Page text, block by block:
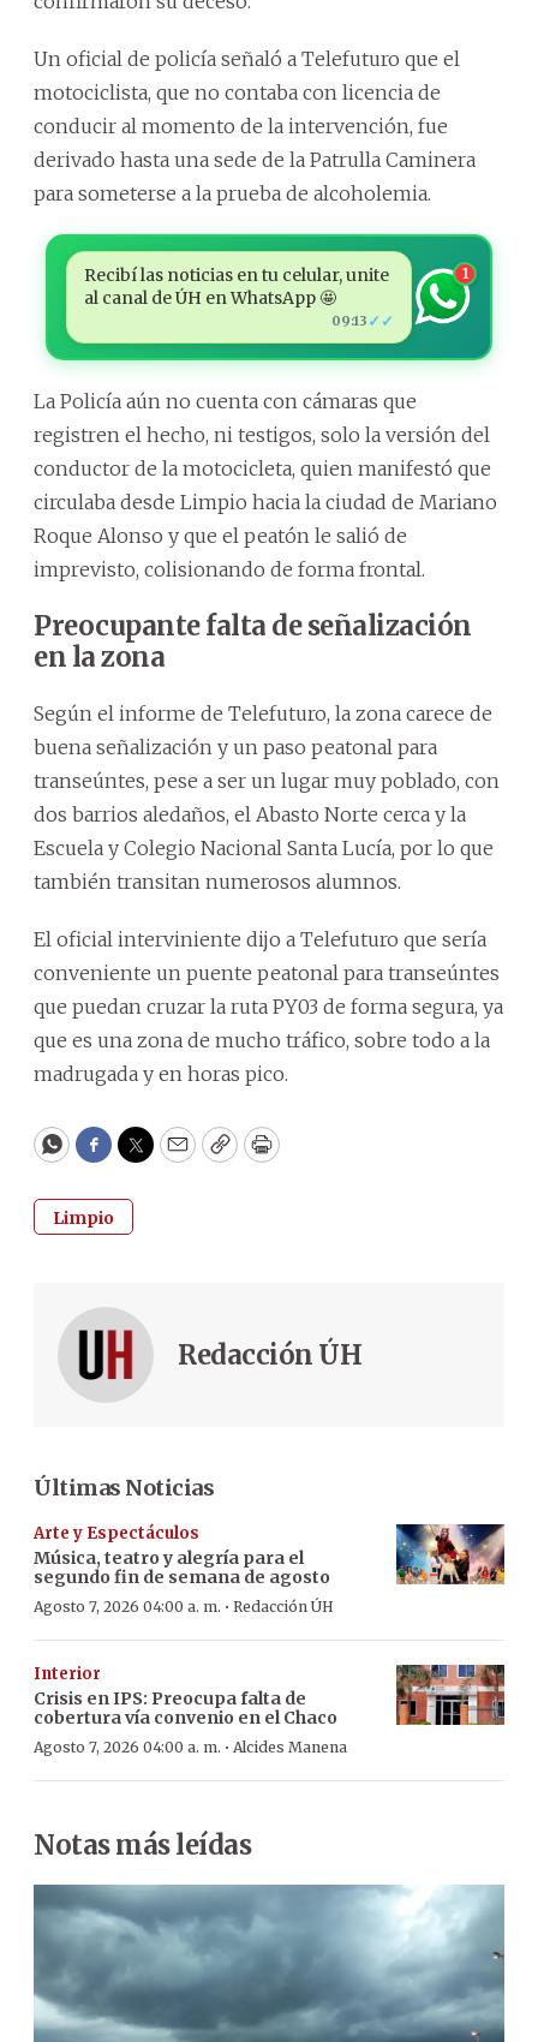
Un oficial de policía señaló a Telefuturo que el
motociclista, que no contaba con licencia de
conducir al momento de la intervención, fue
derivado hasta una sede de la Patrulla Caminera
para someterse a la prueba de alcoholemia.
Recibí las noticias en tu celular, unite
al canal de ÚH en WhatsApp 🤩
09:13 ✓✓
1
La Policía aún no cuenta con cámaras que
registren el hecho, ni testigos, solo la versión del
conductor de la motocicleta, quien manifestó que
circulaba desde Limpio hacia la ciudad de Mariano
Roque Alonso y que el peatón le salió de
imprevisto, colisionando de forma frontal.
Preocupante falta de señalización
en la zona
Según el informe de Telefuturo, la zona carece de
buena señalización y un paso peatonal para
transeúntes, pese a ser un lugar muy poblado, con
dos barrios aledaños, el Abasto Norte cerca y la
Escuela y Colegio Nacional Santa Lucía, por lo que
también transitan numerosos alumnos.
El oficial interviniente dijo a Telefuturo que sería
conveniente un puente peatonal para transeúntes
que puedan cruzar la ruta PY03 de forma segura, ya
que es una zona de mucho tráfico, sobre todo a la
madrugada y en horas pico.
WhatsApp
Facebook
Twitter
EmailCopyPrint
Limpio
Redacción ÚH
Últimas Noticias
Arte y Espectáculos
Música, teatro y alegría para el
segundo fin de semana de agosto
Agosto 7, 2026 04:00 a. m. · Redacción ÚH
Interior
Crisis en IPS: Preocupa falta de
cobertura vía convenio en el Chaco
Agosto 7, 2026 04:00 a. m. · Alcides Manena
Notas más leídas